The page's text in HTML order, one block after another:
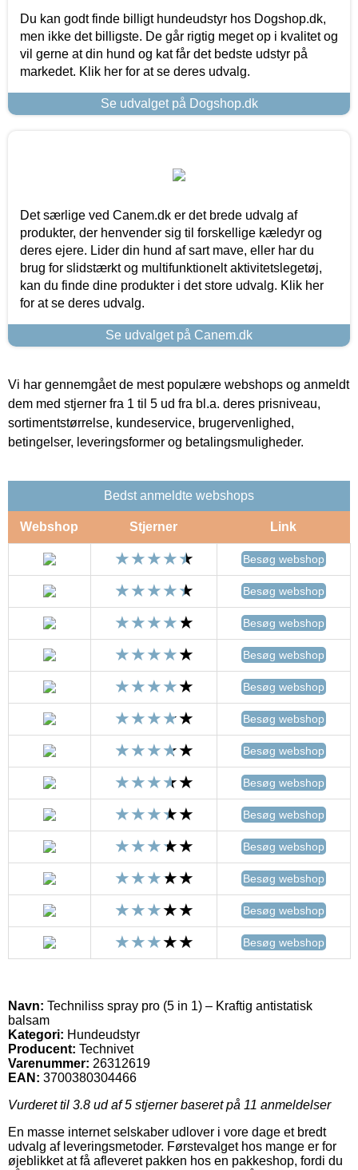
Du kan godt finde billigt hundeudstyr hos Dogshop.dk,
men ikke det billigste. De går rigtig meget op i kvalitet og
vil gerne at din hund og kat får det bedste udstyr på
markedet. Klik her for at se deres udvalg.
Se udvalget på Dogshop.dk
Det særlige ved Canem.dk er det brede udvalg af
produkter, der henvender sig til forskellige kæledyr og
deres ejere. Lider din hund af sart mave, eller har du
brug for slidstærkt og multifunktionelt aktivitetslegetøj,
kan du finde dine produkter i det store udvalg. Klik her
for at se deres udvalg.
Se udvalget på Canem.dk
Vi har gennemgået de mest populære webshops og anmeldt
dem med stjerner fra 1 til 5 ud fra bl.a. deres prisniveau,
sortimentstørrelse, kundeservice, brugervenlighed,
betingelser, leveringsformer og betalingsmuligheder.
Bedst anmeldte webshops
Webshop Stjerner Link
Besøg webshop
Besøg webshop
Besøg webshop
Besøg webshop
Besøg webshop
Besøg webshop
Besøg webshop
Besøg webshop
Besøg webshop
Besøg webshop
Besøg webshop
Besøg webshop
Besøg webshop
Navn: Techniliss spray pro (5 in 1) – Kraftig antistatisk
balsam
Kategori: Hundeudstyr
Producent: Technivet
Varenummer: 26312619
EAN: 3700380304466
Vurderet til 3.8 ud af 5 stjerner baseret på 11 anmeldelser
En masse internet selskaber udlover i vore dage et bredt
udvalg af leveringsmetoder. Førstevalget hos mange er for
øjeblikket at få afleveret pakken hos en pakkeshop, fordi du